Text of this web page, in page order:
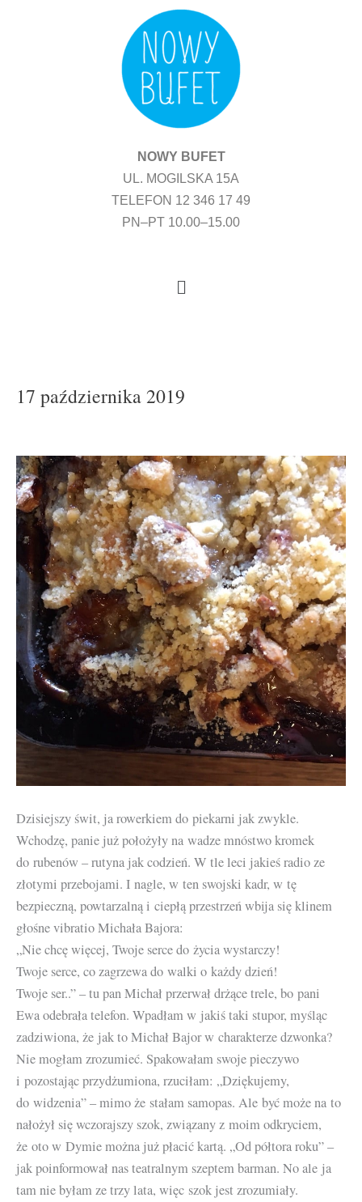
NOWY BUFET
UL. MOGILSKA 15A
TELEFON 12 346 17 49
PN–PT 10.00–15.00
Menu
17 października 2019
Dzisiejszy świt, ja rowerkiem do piekarni jak zwykle.
Wchodzę, panie już położyły na wadze mnóstwo kromek
do rubenów – rutyna jak codzień. W tle leci jakieś radio ze
złotymi przebojami. I nagle, w ten swojski kadr, w tę
bezpieczną, powtarzalną i ciepłą przestrzeń wbija się klinem
głośne vibratio Michała Bajora:
„Nie chcę więcej, Twoje serce do życia wystarczy!
Twoje serce, co zagrzewa do walki o każdy dzień!
Twoje ser..” – tu pan Michał przerwał drżące trele, bo pani
Ewa odebrała telefon. Wpadłam w jakiś taki stupor, myśląc
zadziwiona, że jak to Michał Bajor w charakterze dzwonka?
Nie mogłam zrozumieć. Spakowałam swoje pieczywo
i pozostając przydżumiona, rzuciłam: „Dziękujemy,
do widzenia” – mimo że stałam samopas. Ale być może na to
nałożył się wczorajszy szok, związany z moim odkryciem,
że oto w Dymie można już płacić kartą. „Od półtora roku” –
jak poinformował nas teatralnym szeptem barman. No ale ja
tam nie byłam ze trzy lata, więc szok jest zrozumiały.